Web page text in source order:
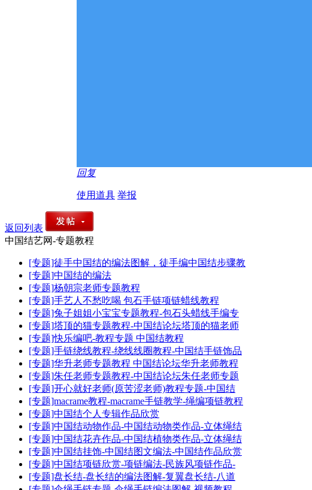
回复
使用道具 举报
返回列表
中国结艺网-专题教程
[专题]徒手中国结的编法图解，徒手编中国结步骤教
[专题]中国结的编法
[专题]杨朝宗老师专题教程
[专题]手艺人不愁吃喝 包石手链项链蜡线教程
[专题]兔子姐姐小宝宝专题教程-包石头蜡线手编专
[专题]塔顶的猫专题教程-中国结论坛塔顶的猫老师
[专题]快乐编吧-教程专题 中国结教程
[专题]手链绕线教程-绕线线圈教程-中国结手链饰品
[专题]华升老师专题教程 中国结论坛华升老师教程
[专题]朱任老师专题教程-中国结论坛朱任老师专题
[专题]开心就好老师(原苦涩老师)教程专题-中国结
[专题]macrame教程-macrame手链教学-绳编项链教程
[专题]中国结个人专辑作品欣赏
[专题]中国结动物作品-中国结动物类作品-立体绳结
[专题]中国结花卉作品-中国结植物类作品-立体绳结
[专题]中国结挂饰-中国结图文编法-中国结作品欣赏
[专题]中国结项链欣赏-项链编法-民族风项链作品-
[专题]盘长结-盘长结的编法图解-复翼盘长结-八道